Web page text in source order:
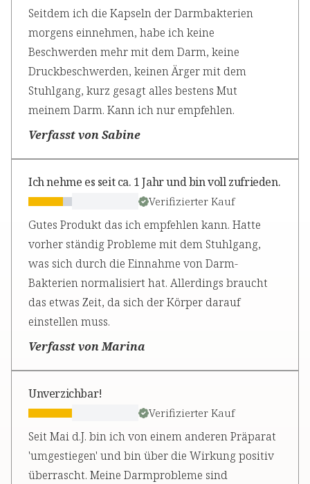
Seitdem ich die Kapseln der Darmbakterien
morgens einnehmen, habe ich keine
Beschwerden mehr mit dem Darm, keine
Druckbeschwerden, keinen Ärger mit dem
Stuhlgang, kurz gesagt alles bestens Mut
meinem Darm. Kann ich nur empfehlen.
Verfasst von Sabine
Ich nehme es seit ca. 1 Jahr und bin voll zufrieden.
Verifizierter Kauf
Gutes Produkt das ich empfehlen kann. Hatte
vorher ständig Probleme mit dem Stuhlgang,
was sich durch die Einnahme von Darm-
Bakterien normalisiert hat. Allerdings braucht
das etwas Zeit, da sich der Körper darauf
einstellen muss.
Verfasst von Marina
Unverzichbar!
Verifizierter Kauf
Seit Mai d.J. bin ich von einem anderen Präparat
'umgestiegen' und bin über die Wirkung positiv
überrascht. Meine Darmprobleme sind